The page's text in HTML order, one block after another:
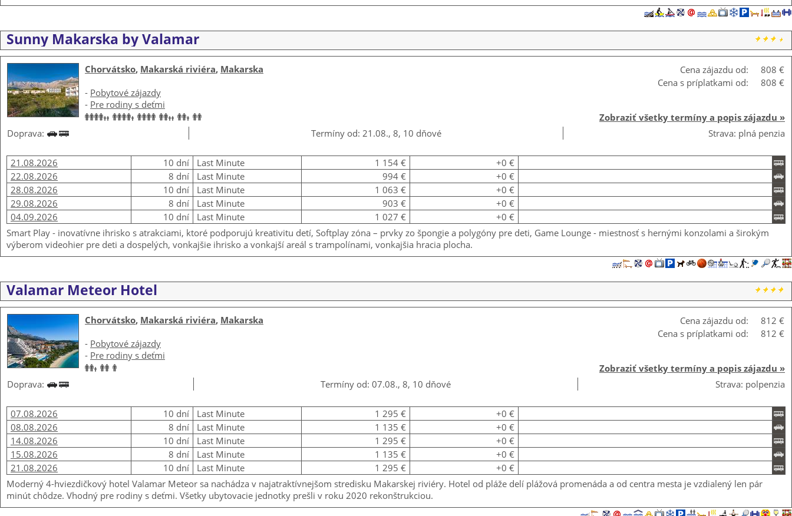
Sunny Makarska by Valamar
Cena zájazdu od:
808 €
Cena s príplatkami od:
808 €
Chorvátsko, Makarská riviéra, Makarska
- Pobytové zájazdy
- Pre rodiny s deťmi
Zobraziť všetky termíny a popis zájazdu »
Doprava:
Termíny od: 21.08., 8, 10 dňové Strava: plná penzia
21.08.2026 10 dní Last Minute 1 154 €
+0 €
22.08.2026
8 dní Last Minute 994 €
+0 €
28.08.2026
10 dní Last Minute 1 063 €
+0 €
29.08.2026
8 dní Last Minute 903 €
+0 €
04.09.2026
10 dní Last Minute 1 027 €
+0 €
Smart Play - inovatívne ihrisko s atrakciami, ktoré podporujú kreativitu detí, Softplay zóna – prvky zo špongie a polygóny pre deti, Game Lounge - miestnosť s hernými konzolami a širokým
výberom videohier pre deti a dospelých, vonkajšie ihrisko a vonkajší areál s trampolínami, vonkajšia hracia plocha.
Valamar Meteor Hotel
Cena zájazdu od:
812 €
Cena s príplatkami od:
812 €
Chorvátsko, Makarská riviéra, Makarska
- Pobytové zájazdy
- Pre rodiny s deťmi
Zobraziť všetky termíny a popis zájazdu »
Doprava:
Termíny od: 07.08., 8, 10 dňové Strava: polpenzia
07.08.2026 10 dní Last Minute 1 295 €
+0 €
08.08.2026
8 dní Last Minute 1 135 €
+0 €
14.08.2026
10 dní Last Minute 1 295 €
+0 €
15.08.2026
8 dní Last Minute 1 135 €
+0 €
21.08.2026
10 dní Last Minute 1 295 €
+0 €
Moderný 4-hviezdičkový hotel Valamar Meteor sa nachádza v najatraktívnejšom stredisku Makarskej riviéry. Hotel od pláže delí plážová promenáda a od centra mesta je vzdialený len pár
minút chôdze. Vhodný pre rodiny s deťmi. Všetky ubytovacie jednotky prešli v roku 2020 rekonštrukciou.